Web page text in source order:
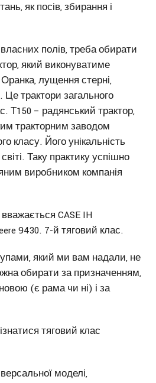
як посів, збирання і
полів, треба обирати
який виконуватиме
Оранка, лущення стерні,
Це трактори загального
Т150 – радянський трактор,
тракторним заводом
класу. Його унікальність
Таку практику успішно
виробником компанія
CASE IH
9430. 7-й тяговий клас.
який ми вам надали, не
обирати за призначенням,
(є рама чи ні) і за
тяговий клас
моделі,